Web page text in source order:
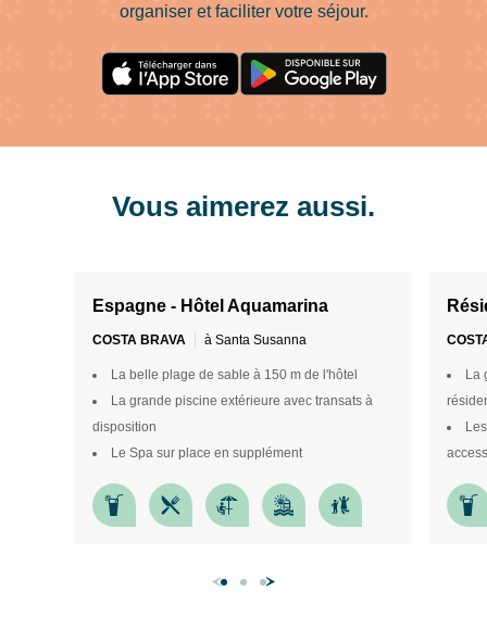
organiser et faciliter votre séjour.
Vous aimerez aussi.
8
Espagne - Hôtel Aquamarina
COSTA BRAVA à Santa Susanna
La belle plage de sable à 150 m de l'hôtel
La grande piscine extérieure avec transats à
disposition
Le Spa sur place en supplément
La